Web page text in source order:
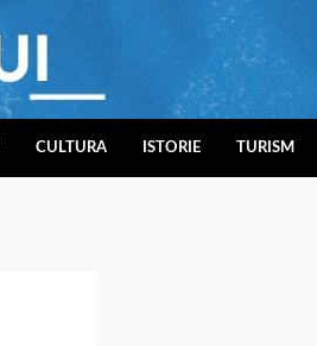
CULTURA ISTORIE TURISM